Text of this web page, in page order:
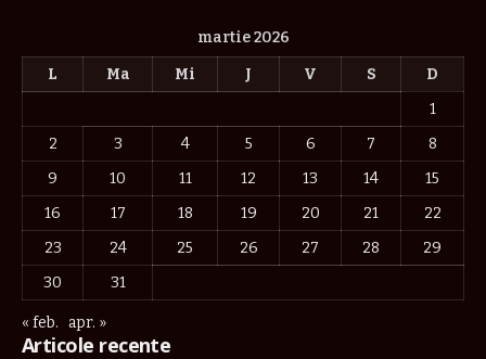
martie 2026
L
Ma Mi J V S
D
1
2
3 4 5 6 7
8
9
10 11 12 13 14
15
16
17 18 19 20 21
22
23
24 25 26 27 28
29
30
31
« feb. apr. »
Articole recente